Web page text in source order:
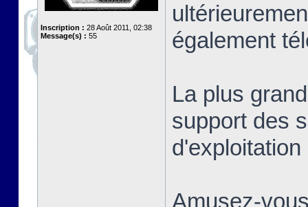
Inscription : 28 Août 2011, 02:38
Message(s) : 55
également
La plus
support des
Amusez-